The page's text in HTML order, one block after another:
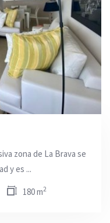
zona de La Brava se
y es ...
180 m2